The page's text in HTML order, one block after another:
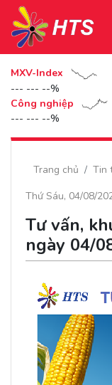
MXV-Index
--- --- --%
Công nghiệp
--- --- --%
Trang chủ Tin
Thứ Sáu, 04/08/
Tư vấn,
ngày 04/